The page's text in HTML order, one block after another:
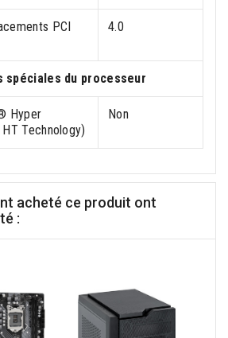
PCI
4.0
spéciales du processeur
Hyper
Technology)
Non
acheté ce produit ont
: